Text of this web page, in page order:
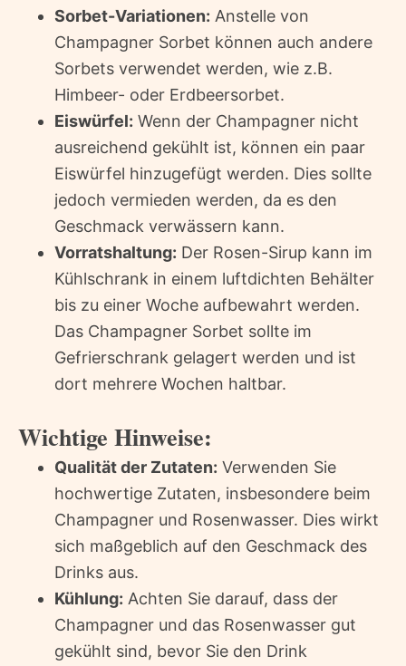
Sorbet-Variationen: Anstelle von
Champagner Sorbet können auch andere
Sorbets verwendet werden, wie z.B.
Himbeer- oder Erdbeersorbet.
Eiswürfel: Wenn der Champagner nicht
ausreichend gekühlt ist, können ein paar
Eiswürfel hinzugefügt werden. Dies sollte
jedoch vermieden werden, da es den
Geschmack verwässern kann.
Vorratshaltung: Der Rosen-Sirup kann im
Kühlschrank in einem luftdichten Behälter
bis zu einer Woche aufbewahrt werden.
Das Champagner Sorbet sollte im
Gefrierschrank gelagert werden und ist
dort mehrere Wochen haltbar.
Wichtige Hinweise:
Qualität der Zutaten: Verwenden Sie
hochwertige Zutaten, insbesondere beim
Champagner und Rosenwasser. Dies wirkt
sich maßgeblich auf den Geschmack des
Drinks aus.
Kühlung: Achten Sie darauf, dass der
Champagner und das Rosenwasser gut
gekühlt sind, bevor Sie den Drink